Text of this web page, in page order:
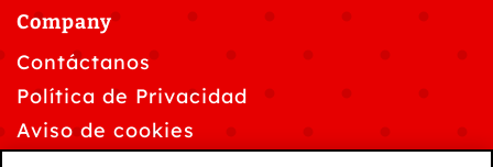
Company
Contáctanos
Política de Privacidad
Aviso de cookies